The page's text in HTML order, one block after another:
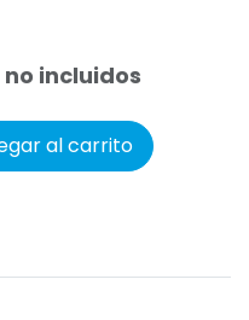
incluidos
al carrito